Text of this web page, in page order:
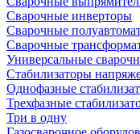
Сварочные инверторы
Сварочные
Сварочные
Универсальные
Стабилизаторы
Однофазные
Трехфазные
Три в одну